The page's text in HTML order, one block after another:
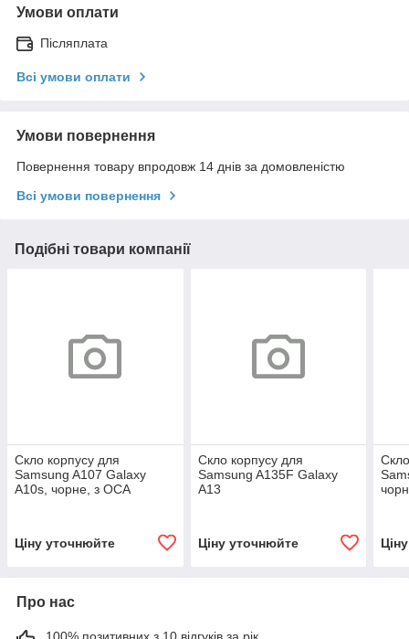
Умови оплати
Післяплата
Всі умови оплати
Умови повернення
Повернення товару впродовж 14 днів за домовленістю
Всі умови повернення
Подібні товари компанії
Скло корпусу для
Samsung A107 Galaxy
A10s, чорне, з ОСА
Ціну уточнюйте
Скло корпусу для
Samsung A135F Galaxy
A13
Ціну уточнюйте
Про нас